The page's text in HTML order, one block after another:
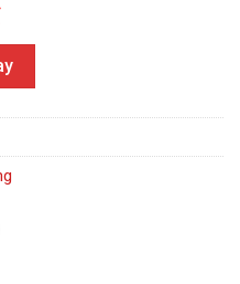
Giá
hiện
tại
là:
300.000₫.